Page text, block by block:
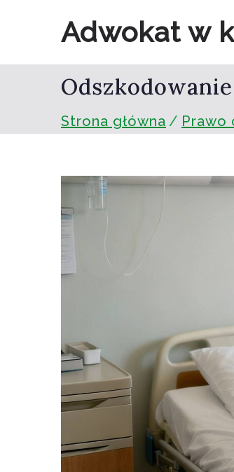
treści
Adwokat w
Strona główna Prawo